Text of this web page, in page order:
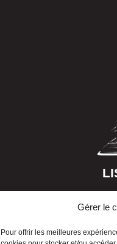
Gérer le
Pour offrir les meilleures